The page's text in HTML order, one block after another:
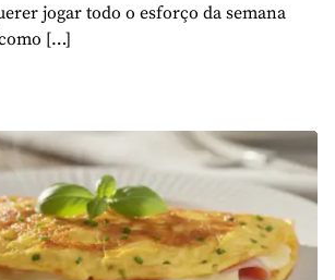
jogar todo o esforço da semana
[…]